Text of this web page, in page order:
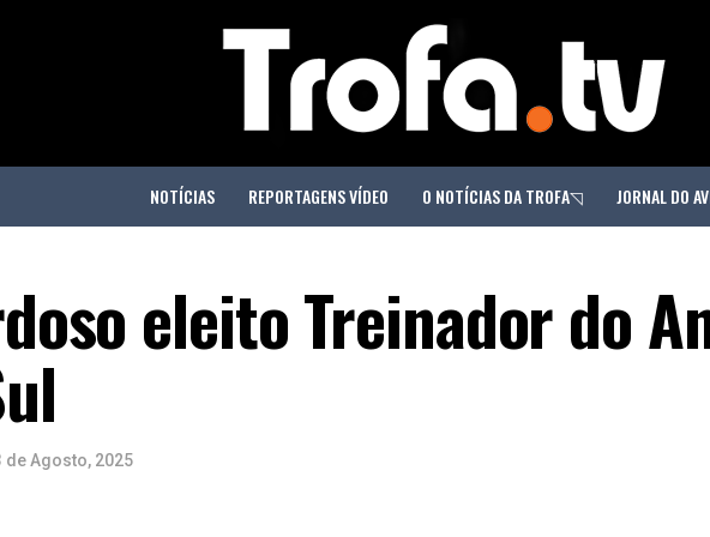
NOTÍCIAS REPORTAGENS VÍDEO O NOTÍCIAS DA TROFA◹ JORNAL DO
eleito Treinador do
de Agosto, 2025